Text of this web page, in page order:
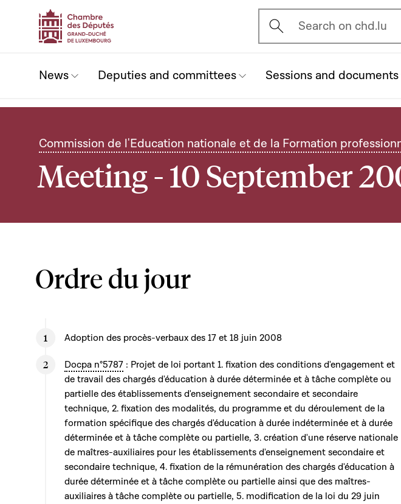
Ouvrir l'écran de recherche
Search on chd.lu
News Deputies and committees Sessions and documents
Commission de l'Education nationale et de la Formation
Meeting - 10 September
Ordre du jour
Adoption des procès-verbaux des 17 et 18 juin 2008
Docpa n°5787 : Projet de loi portant 1. fixation des conditions d'engagement et
de travail des chargés d'éducation à durée déterminée et à tâche complète ou
partielle des établissements d'enseignement secondaire et secondaire
technique, 2. fixation des modalités, du programme et du déroulement de la
formation spécifique des chargés d'éducation à durée indéterminée et à durée
déterminée et à tâche complète ou partielle, 3. création d'une réserve nationale
de maîtres-auxiliaires pour les établissements d'enseignement secondaire et
secondaire technique, 4. fixation de la rémunération des chargés d'éducation à
durée déterminée et à tâche complète ou partielle ainsi que des maîtres-
auxiliaires à tâche complète ou partielle, 5. modification de la loi du 29 juin